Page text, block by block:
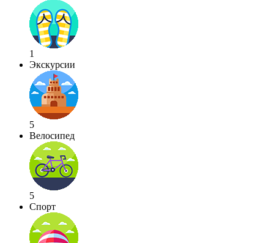
1
Экскурсии
5
Велосипед
5
Спорт